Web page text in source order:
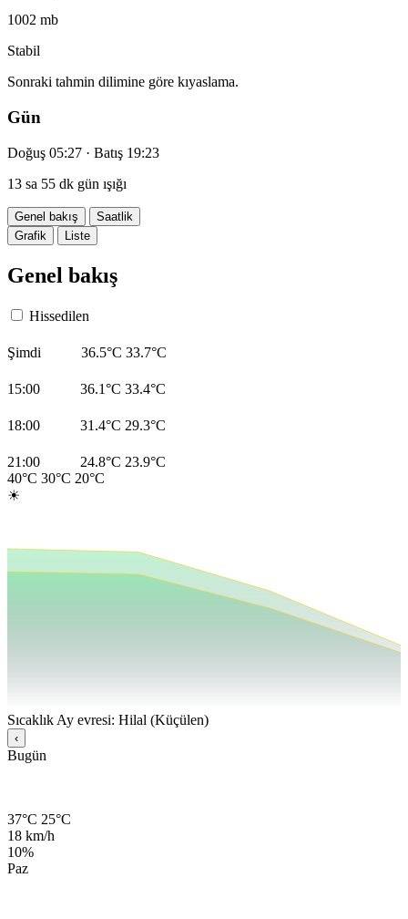
1002 mb
Stabil
Sonraki tahmin dilimine göre kıyaslama.
Gün
Doğuş 05:27 · Batış 19:23
13 sa 55 dk gün ışığı
Genel bakış
Saatlik
Grafik
Liste
Genel bakış
Hissedilen
Şimdi 36.5°C 33.7°C
15:00 36.1°C 33.4°C
18:00 31.4°C 29.3°C
21:00 24.8°C 23.9°C
40°C 30°C 20°C
☀
Sıcaklık Ay evresi: Hilal (Küçülen)
‹
Bugün
37°C 25°C
18 km/h
10%
Paz